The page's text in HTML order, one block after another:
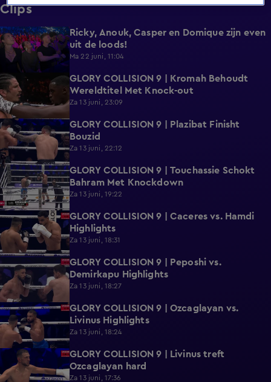
Clips
5:07
Ricky, Anouk, Casper en Domique zijn even
uit de loods!
Ma 22 juni, 11:04
2:37
GLORY COLLISION 9 | Kromah Behoudt
Wereldtitel Met Knock-out
Za 13 juni, 23:09
2:05
GLORY COLLISION 9 | Plazibat Finisht
Bouzid
Za 13 juni, 22:12
0:24
GLORY COLLISION 9 | Touchassie Schokt
Bahram Met Knockdown
Za 13 juni, 19:22
0:52
GLORY COLLISION 9 | Caceres vs. Hamdi
Highlights
Za 13 juni, 18:31
0:58
GLORY COLLISION 9 | Peposhi vs.
Demirkapu Highlights
Za 13 juni, 18:27
0:49
GLORY COLLISION 9 | Ozcaglayan vs.
Livinus Highlights
Za 13 juni, 18:24
0:39
GLORY COLLISION 9 | Livinus treft
Ozcaglayan hard
Za 13 juni, 17:36